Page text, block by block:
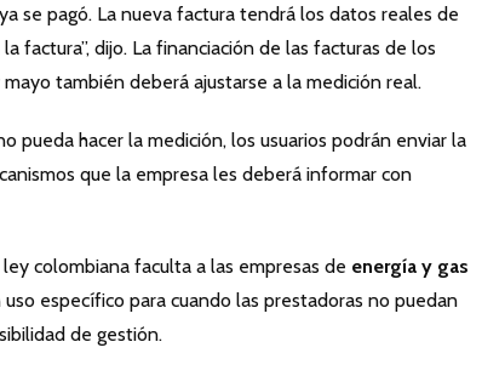
se pagó. La nueva factura tendrá los datos reales de
factura”, dijo. La financiación de las facturas de los
también deberá ajustarse a la medición real.
pueda hacer la medición, los usuarios podrán enviar la
que la empresa les deberá informar con
colombiana faculta a las empresas de energía y gas
específico para cuando las prestadoras no puedan
de gestión.